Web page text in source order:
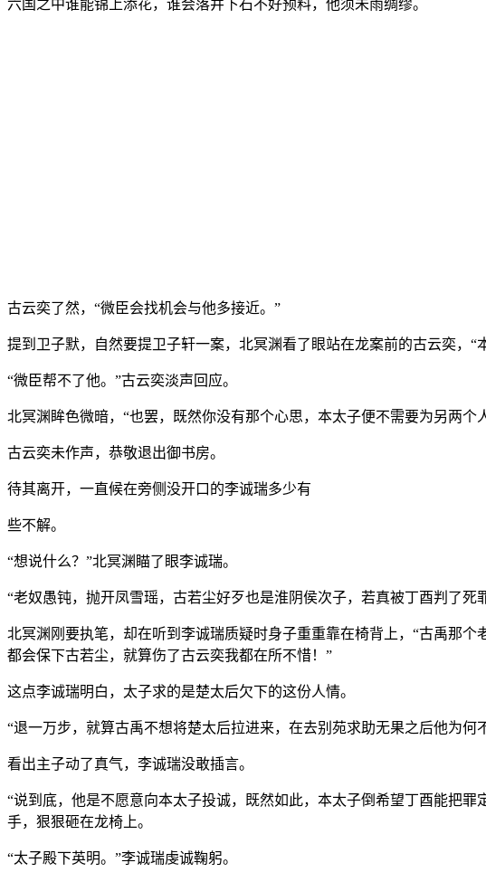
六国之中谁能锦上添花，谁会落井下石不好预料，他须未雨绸缪。
古云奕了然，“微臣会找机会与他多接近。”
提到卫子默，自然要提卫子轩一案，北冥渊看了眼站在龙案前的古云奕，
“微臣帮不了他。”古云奕淡声回应。
北冥渊眸色微暗，“也罢，既然你没有那个心思，本太子便不需要为另两
古云奕未作声，恭敬退出御书房。
待其离开，一直候在旁侧没开口的李诚瑞多少有
些不解。
“想说什么？”北冥渊瞄了眼李诚瑞。
“老奴愚钝，抛开凤雪瑶，古若尘好歹也是淮阴侯次子，若真被丁酉判了
北冥渊刚要执笔，却在听到李诚瑞质疑时身子重重靠在椅背上，“古禹那
都会保下古若尘，就算伤了古云奕我都在所不惜！”
这点李诚瑞明白，太子求的是楚太后欠下的这份人情。
“退一万步，就算古禹不想将楚太后拉进来，在去别苑求助无果之后他为
看出主子动了真气，李诚瑞没敢插言。
“说到底，他是不愿意向本太子投诚，既然如此，本太子倒希望丁酉能把
手，狠狠砸在龙椅上。
“太子殿下英明。”李诚瑞虔诚鞠躬。